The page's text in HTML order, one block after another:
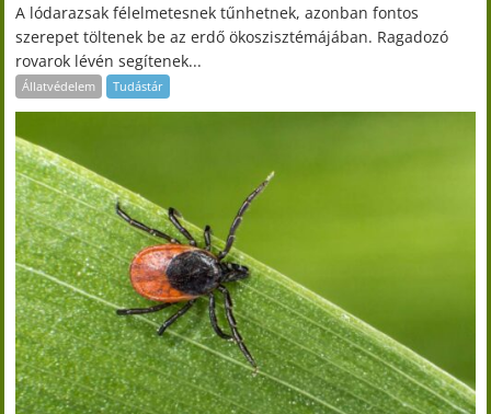
A lódarazsak félelmetesnek tűnhetnek, azonban fontos
szerepet töltenek be az erdő ökoszisztémájában. Ragadozó
rovarok lévén segítenek...
Állatvédelem Tudástár